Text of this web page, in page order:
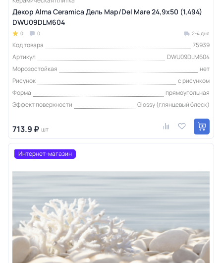
Декор Alma Ceramica Дель Мар/Del Mare 24,9х50 (1,494)
DWU09DLM604
0 0 2-4 дня
Код товара
75939
Артикул
DWU09DLM604
Морозостойкая
нет
Рисунок
с рисунком
Форма
прямоугольная
Эффект поверхности
Glossy (глянцевый блеск)
713.9 ₽ шт
Интернет-магазин